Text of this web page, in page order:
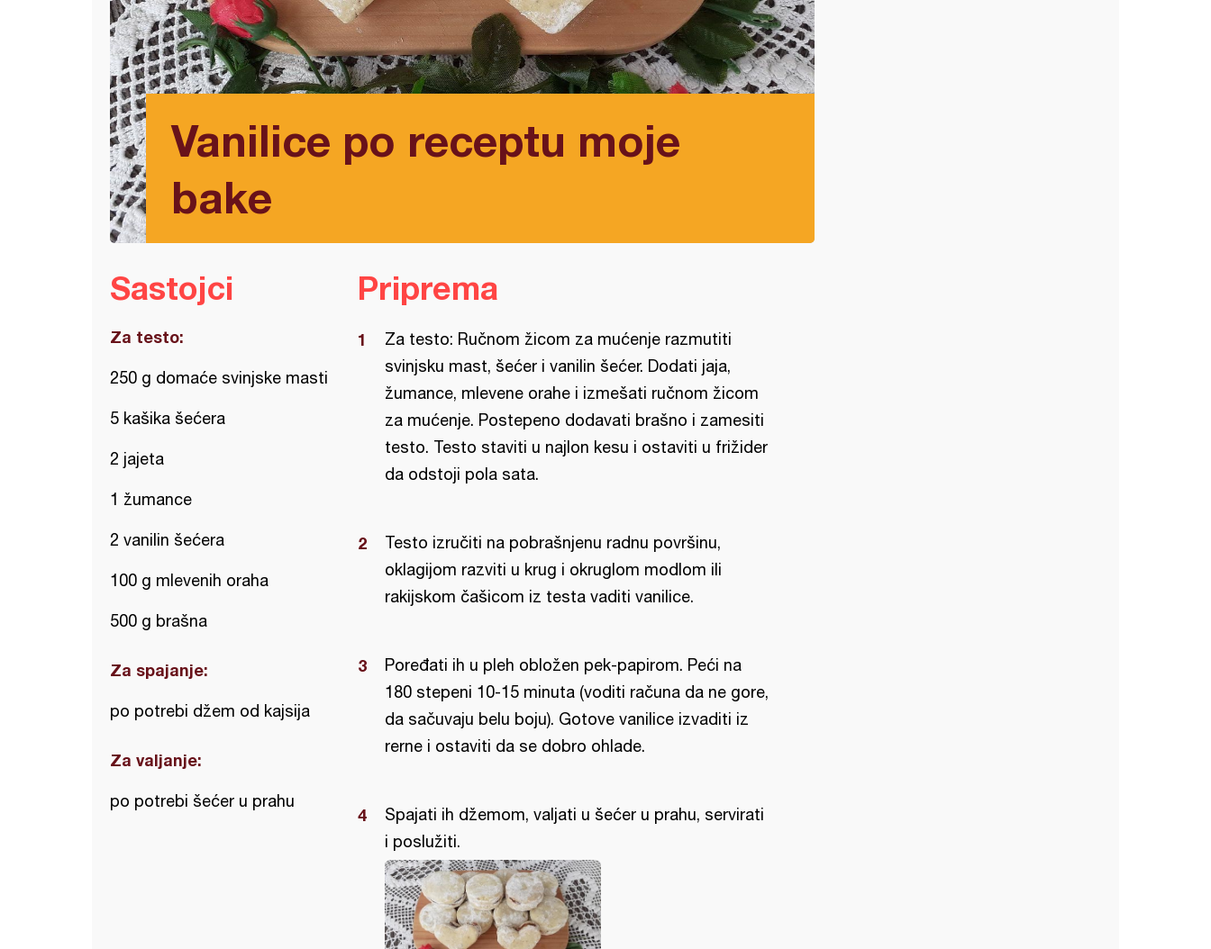
Vanilice po receptu moje
bake
Sastojci
Za testo:
250 g domaće svinjske masti
5 kašika šećera
2 jajeta
1 žumance
2 vanilin šećera
100 g mlevenih oraha
500 g brašna
Za spajanje:
po potrebi džem od kajsija
Za valjanje:
po potrebi šećer u prahu
Priprema
Za testo: Ručnom žicom za mućenje razmutiti
svinjsku mast, šećer i vanilin šećer. Dodati jaja,
žumance, mlevene orahe i izmešati ručnom žicom
za mućenje. Postepeno dodavati brašno i zamesiti
testo. Testo staviti u najlon kesu i ostaviti u frižider
da odstoji pola sata.
Testo izručiti na pobrašnjenu radnu površinu,
oklagijom razviti u krug i okruglom modlom ili
rakijskom čašicom iz testa vaditi vanilice.
Poređati ih u pleh obložen pek-papirom. Peći na
180 stepeni 10-15 minuta (voditi računa da ne gore,
da sačuvaju belu boju). Gotove vanilice izvaditi iz
rerne i ostaviti da se dobro ohlade.
Spajati ih džemom, valjati u šećer u prahu, servirati
i poslužiti.